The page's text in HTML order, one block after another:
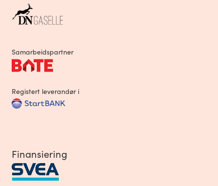
Samarbeidspartner
Registert leverandør i
Finansiering